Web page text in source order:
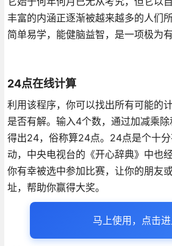
丰富的内涵正逐渐被越来越多的人们
简单易学，能健脑益智，是一项极为有
24点在线计算
利用该程序，你可以找出所有可能的
是否有解。输入4个数，通过加减乘除
得出24，俗称算24点。24点是个十
动，中央电视台的《开心辞典》中也
你有幸被选中参加比赛，让你的朋友
址，帮助你赢得大奖。
马上使用，点击